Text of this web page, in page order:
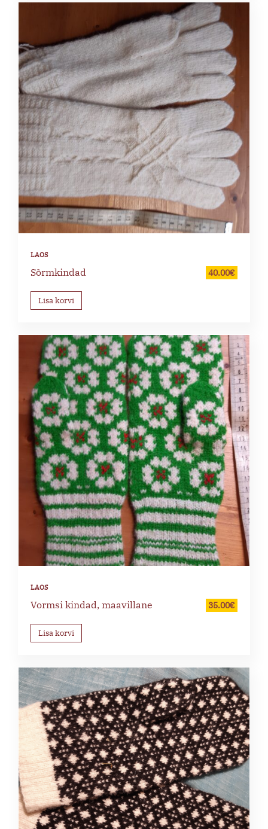
Sõrmkindad 40.00€
Lisa korvi
Vormsi kindad, maavillane 35.00€
Lisa korvi